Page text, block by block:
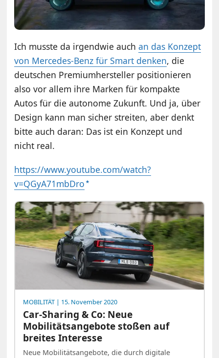
Ich musste da irgendwie auchan das Konzept
von Mercedes-Benz für Smart denken, die
deutschen Premiumhersteller positionieren
also vor allem ihre Marken für kompakte
Autos für die autonome Zukunft. Und ja, über
Design kann man sicher streiten, aber denkt
bitte auch daran: Das ist ein Konzept und
nicht real.
https://www.youtube.com/watch?
v=QGyA71mbDro
MOBILITÄT | 15. November 2020
Car-Sharing & Co: Neue
Mobilitätsangebote stoßen auf
breites Interesse
Neue Mobilitätsangebote, die durch digitale